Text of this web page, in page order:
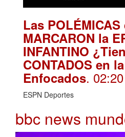
Las
MARCARON la
INFANTINO
CONTADOS en
Enfocados. 02:20
ESPN Deportes
bbc news